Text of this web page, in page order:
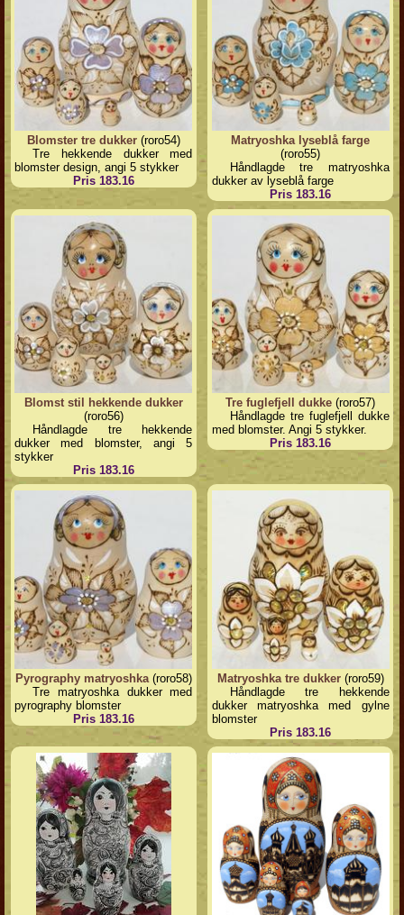
Blomster tre dukker(roro54)
Tre hekkende dukker med
blomster design, angi 5 stykker
Pris 183.16
Matryoshka lyseblå farge
(roro55)
Håndlagde tre matryoshka
dukker av lyseblå farge
Pris 183.16
Blomst stil hekkende dukker
(roro56)
Håndlagde tre hekkende
dukker med blomster, angi 5
stykker
Pris 183.16
Tre fuglefjell dukke (roro57)
Håndlagde tre fuglefjell dukke
med blomster. Angi 5 stykker.
Pris 183.16
Pyrography matryoshka(roro58)
Tre matryoshka dukker med
pyrography blomster
Pris 183.16
Matryoshka tre dukker(roro59)
Håndlagde tre hekkende
dukker matryoshka med gylne
blomster
Pris 183.16